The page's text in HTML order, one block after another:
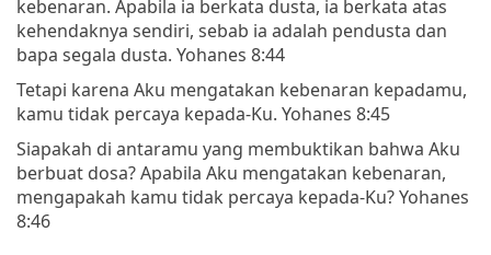
kebenaran. Apabila ia berkata dusta, ia berkata atas
kehendaknya sendiri, sebab ia adalah pendusta dan
bapa segala dusta. Yohanes 8:44
Tetapi karena Aku mengatakan kebenaran kepadamu,
kamu tidak percaya kepada-Ku. Yohanes 8:45
Siapakah di antaramu yang membuktikan bahwa Aku
berbuat dosa? Apabila Aku mengatakan kebenaran,
mengapakah kamu tidak percaya kepada-Ku? Yohanes
8:46